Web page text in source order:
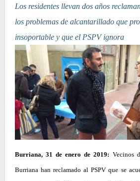
Los residentes llevan dos años reclamando una solución a
los problemas de alcantarillado que
insoportable y que el PSPV ignora
Burriana, 31 de enero de 2019: Vecinos
Burriana han reclamado al PSPV que se